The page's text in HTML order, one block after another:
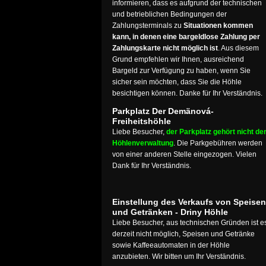
informieren, dass es aufgrund der technischen
und betrieblichen Bedingungen der
Zahlungsterminals zu Situationen kommen
kann, in denen eine bargeldlose Zahlung per
Zahlungskarte nicht möglich ist. Aus diesem
Grund empfehlen wir Ihnen, ausreichend
Bargeld zur Verfügung zu haben, wenn Sie
sicher sein möchten, dass Sie die Höhle
besichtigen können. Danke für Ihr Verständnis.
Parkplatz Der Demänová-
Freiheitshöhle
Liebe Besucher, der Parkplatz gehört nicht der
Höhlenverwaltung. Die Parkgebühren werden
von einer anderen Stelle eingezogen. Vielen
Dank für Ihr Verständnis.
Einstellung des Verkaufs von Speisen
und Getränken - Driny Höhle
Liebe Besucher, aus technischen Gründen ist
derzeit nicht möglich, Speisen und Getränke
sowie Kaffeeautomaten in der Höhle
anzubieten. Wir bitten um Ihr Verständnis.